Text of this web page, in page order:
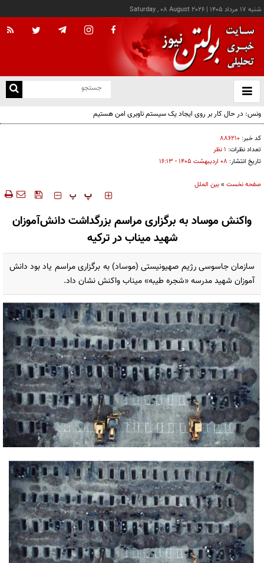
شنبه ۱۷ مرداد ۱۴۰۵ |
Saturday , 08 August 2026
باز
و
ونس: در حال کار بر روی ایجاد یک سیستم ناوبری امن هستیم
کد خبر: ۸۸۶۲۱۰
تعداد نظرات: ۱ نظر
تاریخ انتشار: ۰۸ ارديبهشت ۱۴۰۵ - ۱۶:۱۳
صفحه نخست »بین الملل
‍‍‍ پ پ
واکنش موساد به برگزاری مراسم بزرگداشت دانش‌آموزان
شهید میناب در ترکیه
سازمان جاسوسی رژیم صهیونیستی (موساد) به برگزاری مراسم یاد بود دانش
آموزان شهید مدرسه «شجره طیبه» میناب واکنش نشان داد.